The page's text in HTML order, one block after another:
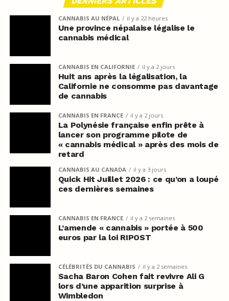
CANNABIS AU NÉPAL il y a 22 heures
Une province népalaise légalise le
cannabis médical
CANNABIS EN CALIFORNIE il y a 2 jours
Huit ans après la légalisation, la
Californie ne consomme pas davantage
de cannabis
CANNABIS EN FRANCE il y a 2 jours
La Polynésie française enfin prête à
lancer son programme pilote de
« cannabis médical » après des mois de
retard
CANNABIS AU CANADA il y a 3 jours
Quick Hit Juillet 2026 : ce qu’on a loupé
ces dernières semaines
CANNABIS EN FRANCE il y a 2 semaines
L’amende « cannabis » portée à 500
euros par la loi RIPOST
CÉLÉBRITÉS DU CANNABIS il y a 2 semaines
Sacha Baron Cohen fait revivre Ali G
lors d’une apparition surprise à
Wimbledon